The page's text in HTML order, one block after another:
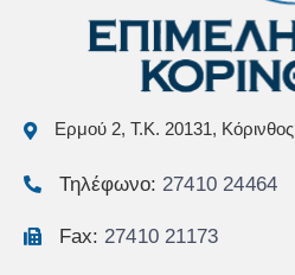
Ερμού 2, Τ.Κ. 20131, Κόρινθος
Τηλέφωνο: 27410 24464
Fax: 27410 21173